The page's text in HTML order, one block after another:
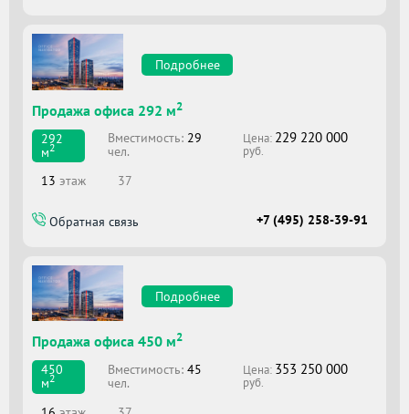
Подробнее
Продажа офиса 292 м2
292
м2
Вместимоcть: 29
чел.
Цена: 229 220 000
руб.
13 этаж 37
Обратная связь +7 (495) 258-39-91
Подробнее
Продажа офиса 450 м2
450
м2
Вместимоcть:45
чел.
Цена: 353 250 000
руб.